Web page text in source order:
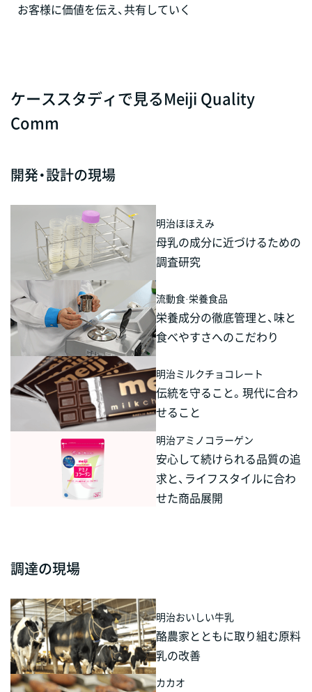
お客様に価値を伝え、共有していく
ケーススタディで見るMeiji Quality
Comm
開発・設計の現場
明治ほほえみ
母乳の成分に近づけるための
調査研究
流動食·栄養食品
栄養成分の徹底管理と、味と
食べやすさへのこだわり
明治ミルクチョコレート
伝統を守ること。現代に合わ
せること
明治アミノコラーゲン
安心して続けられる品質の追
求と、ライフスタイルに合わ
せた商品展開
調達の現場
明治おいしい牛乳
酪農家とともに取り組む原料
乳の改善
カカオ